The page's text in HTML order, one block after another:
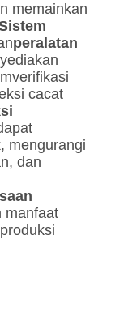
memainkan
peralatan
cacat
mengurangi
dan
manfaat